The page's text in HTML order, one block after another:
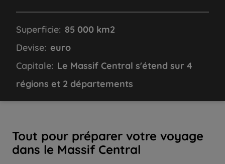
Tout pour préparer votre voyage
dans le Massif Central
Superficie: 85 000 km2
Devise: euro
Capitale: Le Massif Central s'étend sur 4
régions et 2 départements